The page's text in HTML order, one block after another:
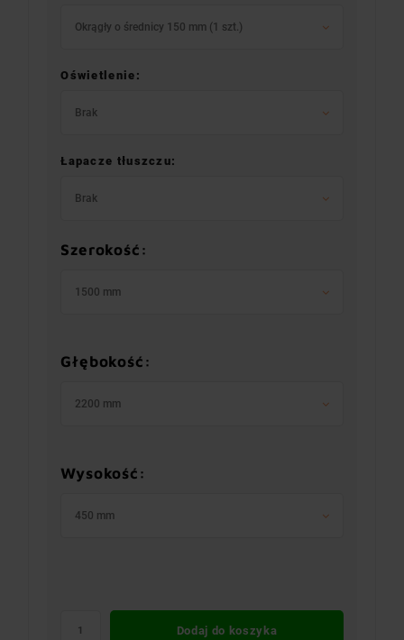
Okrągły o średnicy 150 mm (1 szt.)
Oświetlenie:
Brak
Łapacze tłuszczu:
Brak
Szerokość:
1500 mm
Głębokość:
2200 mm
Wysokość:
450 mm
Dodaj do koszyka